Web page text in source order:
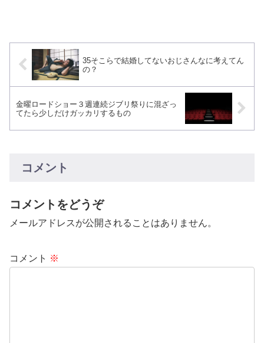
35そこらで結婚してないおじさんなに考えてん
の？
金曜ロードショー３週連続ジブリ祭りに混ざっ
てたら少しだけガッカリするもの
コメント
コメントをどうぞ
メールアドレスが公開されることはありません。
コメント ※